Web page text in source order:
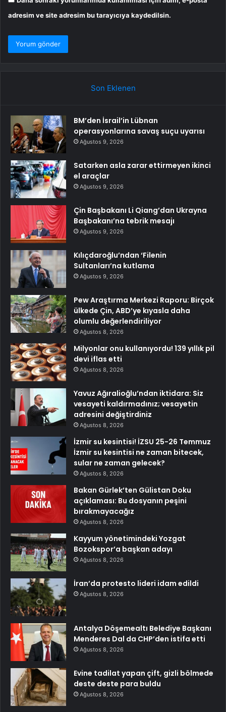
adresim ve site adresim bu tarayıcıya kaydedilsin.
Son Eklenen
BM’den İsrail’in Lübnan
operasyonlarına savaş suçu uyarısı
Ağustos 9, 2026
Satarken asla zarar ettirmeyen ikinci
el araçlar
Ağustos 9, 2026
Çin Başbakanı Li Qiang’dan Ukrayna
Başbakanı’na tebrik mesajı
Ağustos 9, 2026
Kılıçdaroğlu’ndan ‘Filenin
Sultanları’na kutlama
Ağustos 9, 2026
Pew Araştırma Merkezi Raporu: Birçok
ülkede Çin, ABD’ye kıyasla daha
olumlu değerlendiriliyor
Ağustos 8, 2026
Milyonlar onu kullanıyordu! 139 yıllık pil
devi iflas etti
Ağustos 8, 2026
Yavuz Ağıralioğlu’ndan iktidara: Siz
vesayeti kaldırmadınız; vesayetin
adresini değiştirdiniz
Ağustos 8, 2026
İzmir su kesintisi! İZSU 25-26 Temmuz
İzmir su kesintisi ne zaman bitecek,
sular ne zaman gelecek?
Ağustos 8, 2026
Bakan Gürlek’ten Gülistan Doku
açıklaması: Bu dosyanın peşini
bırakmayacağız
Ağustos 8, 2026
Kayyum yönetimindeki Yozgat
Bozokspor’a başkan adayı
Ağustos 8, 2026
İran’da protesto lideri idam edildi
Ağustos 8, 2026
Antalya Döşemealtı Belediye Başkanı
Menderes Dal da CHP’den istifa etti
Ağustos 8, 2026
Evine tadilat yapan çift, gizli bölmede
deste deste para buldu
Ağustos 8, 2026